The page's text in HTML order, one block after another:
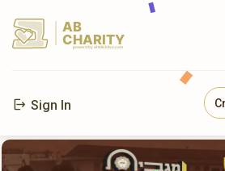
AB
CHARITY
powerd by ahblicklive.com
Sign In